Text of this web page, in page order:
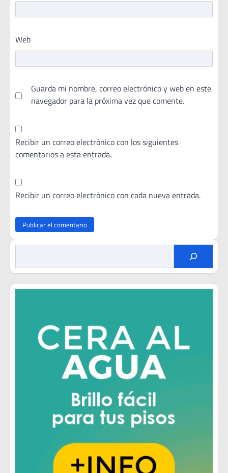
Web
Guarda mi nombre, correo electrónico y web en este
navegador para la próxima vez que comente.
Recibir un correo electrónico con los siguientes
comentarios a esta entrada.
Recibir un correo electrónico con cada nueva entrada.